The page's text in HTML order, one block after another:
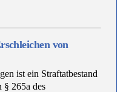
von
ist ein Straftatbestand
§ 265a des